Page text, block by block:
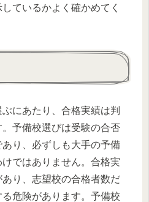
ているかよく確かめてく
にあたり、合格実績は判
予備校選びは受験の合否
り、必ずしも大手の予備
ではありません。合格実
り、志望校の合格者数だ
危険があります。予備校